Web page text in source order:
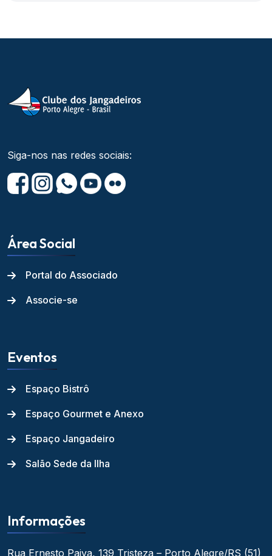
Siga-nos nas redes sociais:
Área Social
Portal do Associado
Associe-se
Eventos
Espaço Bistrô
Espaço Gourmet e Anexo
Espaço Jangadeiro
Salão Sede da Ilha
Informações
Rua Ernesto Paiva, 139 Tristeza – Porto Alegre/RS (51)